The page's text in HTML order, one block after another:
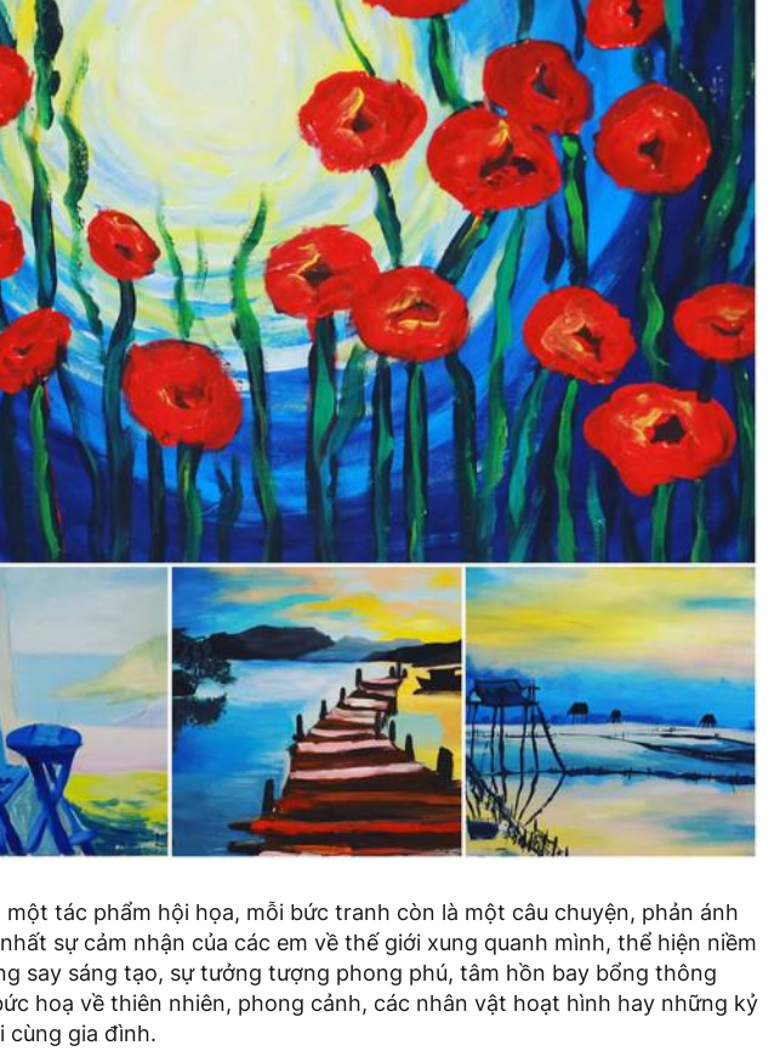
một tác phẩm hội họa, mỗi bức tranh còn là một câu chuyện, phản ánh
sự cảm nhận của các em về thế giới xung quanh mình, thể hiện niềm
say sáng tạo, sự tưởng tượng phong phú, tâm hồn bay bổng thông
hoạ về thiên nhiên, phong cảnh, các nhân vật hoạt hình hay những kỷ
cùng gia đình.